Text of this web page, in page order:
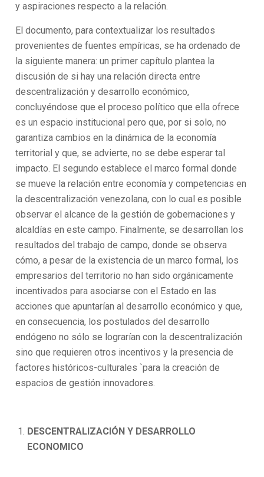
y aspiraciones respecto a la relación.
El documento, para contextualizar los resultados
provenientes de fuentes empíricas, se ha ordenado de
la siguiente manera: un primer capítulo plantea la
discusión de si hay una relación directa entre
descentralización y desarrollo económico,
concluyéndose que el proceso político que ella ofrece
es un espacio institucional pero que, por si solo, no
garantiza cambios en la dinámica de la economía
territorial y que, se advierte, no se debe esperar tal
impacto. El segundo establece el marco formal donde
se mueve la relación entre economía y competencias en
la descentralización venezolana, con lo cual es posible
observar el alcance de la gestión de gobernaciones y
alcaldías en este campo. Finalmente, se desarrollan los
resultados del trabajo de campo, donde se observa
cómo, a pesar de la existencia de un marco formal, los
empresarios del territorio no han sido orgánicamente
incentivados para asociarse con el Estado en las
acciones que apuntarían al desarrollo económico y que,
en consecuencia, los postulados del desarrollo
endógeno no sólo se lograrían con la descentralización
sino que requieren otros incentivos y la presencia de
factores históricos-culturales `para la creación de
espacios de gestión innovadores.
DESCENTRALIZACIÓN Y DESARROLLO
ECONOMICO